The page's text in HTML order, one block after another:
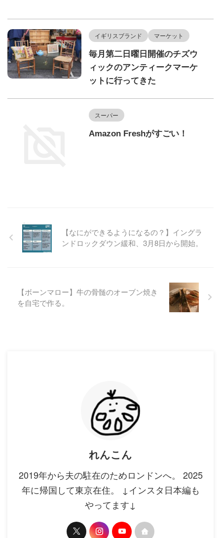
イギリスブランド マーケット
毎月第二日曜日開催のチズウ
ィックのアンティークマーケ
ットに行ってきた
スーパー
Amazon Freshがすごい！
【なにができるようになるの？】イングラ
ンドロックダウン緩和、3月8日から開始。
【ボーンマロー】牛の骨髄のオーブン焼き
を自宅で作る。
れんこん
2019年から夫の駐在のためロンドンへ。 2025
年に帰国して東京在住。 ↓インスタ日本編も
やってます↓